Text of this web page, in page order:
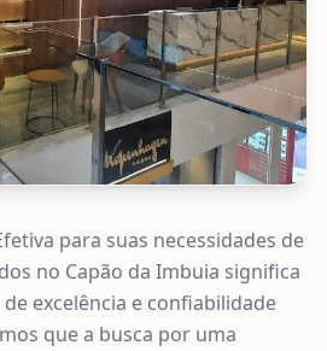
para suas necessidades de
no Capão da Imbuia significa
excelência e confiabilidade
que a busca por uma